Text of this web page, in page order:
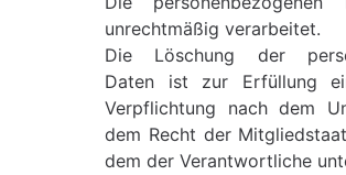
unrechtmäßig verarbeitet.
Die Löschung der
Daten ist zur Erfüllung
Verpflichtung nach dem
dem Recht der
dem der Verantwortliche